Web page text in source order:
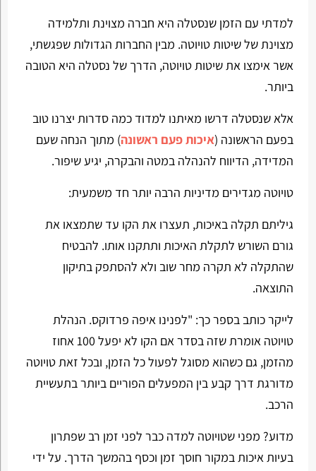
למדתי עם הזמן שנסטלה היא חברה מצוינת ותלמידה
מצוינת של שיטות טויוטה. מבין החברות הגדולות שפגשתי,
אשר אימצו את שיטות טויוטה, הדרך של נסטלה היא הטובה
ביותר.
אלא שנסטלה דרשו מאיתנו למדוד כמה סדרות יצרנו טוב
בפעם הראשונה (איכות פעם ראשונה) מתוך הנחה שעם
המדידה, הדיווח להנהלה במטה והבקרה, יגיע שיפור.
טויוטה מגדירים מדיניות הרבה יותר חד משמעית:
גיליתם תקלה באיכות, תעצרו את הקו עד שתמצאו את
גורם השורש לתקלת האיכות ותתקנו אותו. להבטיח
שהתקלה לא תקרה מחר שוב ולא להסתפק בתיקון
התוצאה.
לייקר כותב בספר כך: "לפנינו איפה פרדוקס. הנהלת
טויוטה אומרת שזה בסדר אם הקו לא יפעל 100 אחוז
מהזמן, גם כשהוא מסוגל לפעול כל הזמן, ובכל זאת טויוטה
מדורגת דרך קבע בין המפעלים הפוריים ביותר בתעשיית
הרכב.
מדוע? מפני שטויוטה למדה כבר לפני זמן רב שפתרון
בעיות איכות במקור חוסך זמן וכסף בהמשך הדרך. על ידי